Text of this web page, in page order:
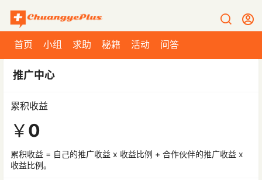
首页 小组 求助 秘籍 活动 问答
推广中心
累积收益
￥0
累积收益 = 自己的推广收益 x 收益比例 + 合作伙伴的推广收益 x
收益比例。